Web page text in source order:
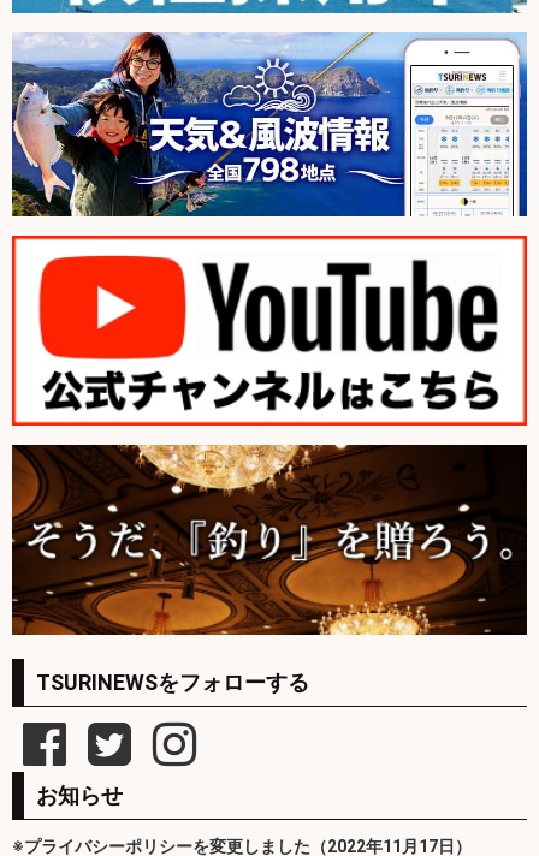
TSURINEWSをフォローする
お知らせ
※プライバシーポリシーを変更しました（2022年11月17日）